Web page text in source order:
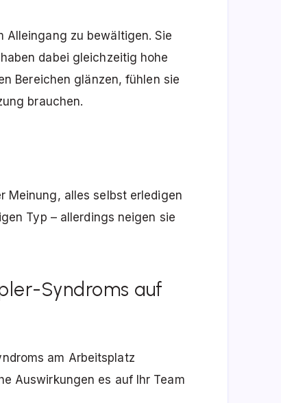
Alleingang zu bewältigen. Sie
dabei gleichzeitig hohe
Bereichen glänzen, fühlen sie
brauchen.
Meinung, alles selbst erledigen
Typ – allerdings neigen sie
Syndroms auf
am Arbeitsplatz
Auswirkungen es auf Ihr Team